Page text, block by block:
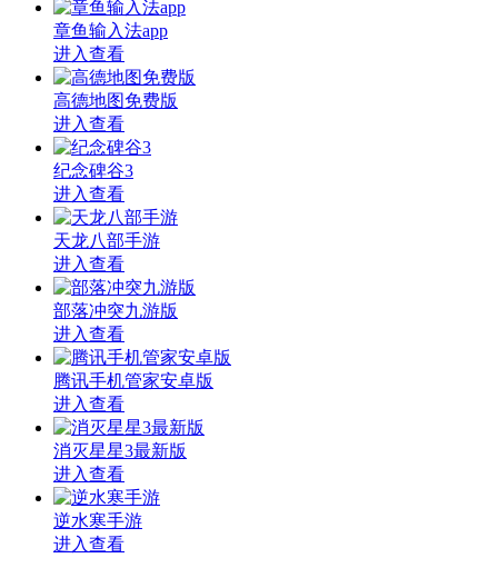
章鱼输入法app
进入查看
高德地图免费版
进入查看
纪念碑谷3
进入查看
天龙八部手游
进入查看
部落冲突九游版
进入查看
腾讯手机管家安卓版
进入查看
消灭星星3最新版
进入查看
逆水寒手游
进入查看